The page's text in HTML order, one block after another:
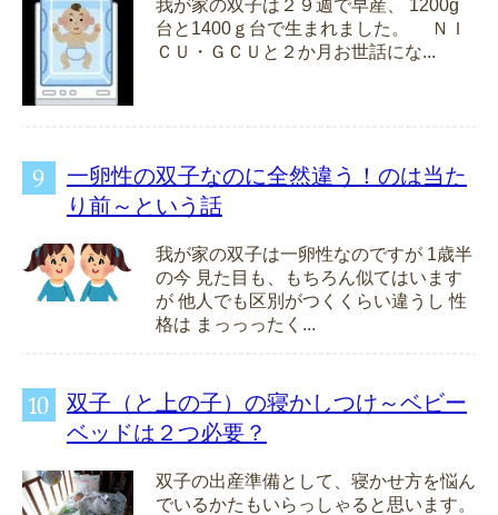
我が家の双子は２９週で早産、 1200g
台と1400ｇ台で生まれました。 ＮＩ
ＣＵ・ＧＣＵと２か月お世話にな...
一卵性の双子なのに全然違う！のは当た
り前～という話
我が家の双子は一卵性なのですが 1歳半
の今 見た目も、もちろん似てはいます
が 他人でも区別がつくくらい違うし 性
格は まっっったく...
双子（と上の子）の寝かしつけ～ベビー
ベッドは２つ必要？
双子の出産準備として、寝かせ方を悩ん
でいるかたもいらっしゃると思います。